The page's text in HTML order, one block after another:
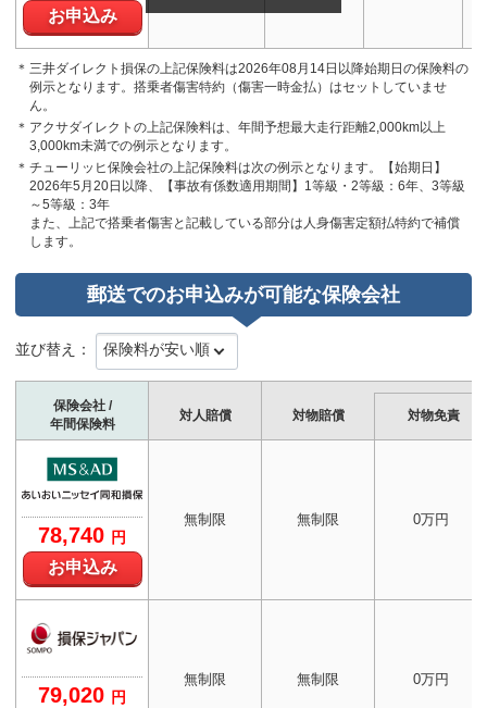
お申込み
三井ダイレクト損保の上記保険料は2026年08月14日以降始期日の保険料の
例示となります。搭乗者傷害特約（傷害一時金払）はセットしていませ
ん。
アクサダイレクトの上記保険料は、年間予想最大走行距離2,000km以上
3,000km未満での例示となります。
チューリッヒ保険会社の上記保険料は次の例示となります。【始期日】
2026年5月20日以降、【事故有係数適用期間】1等級・2等級：6年、3等級
～5等級：3年
また、上記で搭乗者傷害と記載している部分は人身傷害定額払特約で補償
します。
郵送でのお申込みが可能な保険会社
並び替え：
保険会社 /
年間保険料
対人賠償 対物賠償 対物免責
78,740 円
お申込み
無制限 無制限 0万円
79,020 円
無制限 無制限 0万円